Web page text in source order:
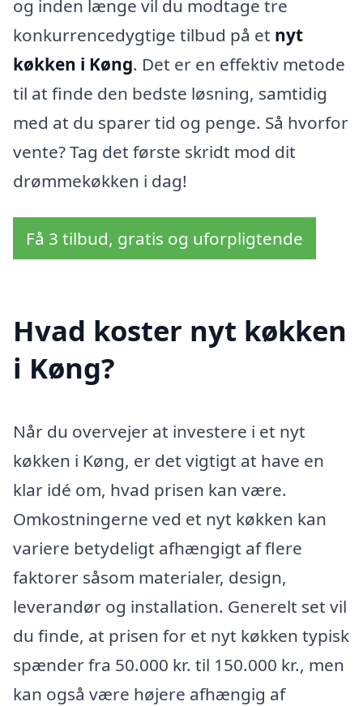
og inden længe vil du modtage tre
konkurrencedygtige tilbud på et nyt
køkken i Køng. Det er en effektiv metode
til at finde den bedste løsning, samtidig
med at du sparer tid og penge. Så hvorfor
vente? Tag det første skridt mod dit
drømmekøkken i dag!
Få 3 tilbud, gratis og uforpligtende
Hvad koster nyt køkken
i Køng?
Når du overvejer at investere i et nyt
køkken i Køng, er det vigtigt at have en
klar idé om, hvad prisen kan være.
Omkostningerne ved et nyt køkken kan
variere betydeligt afhængigt af flere
faktorer såsom materialer, design,
leverandør og installation. Generelt set vil
du finde, at prisen for et nyt køkken typisk
spænder fra 50.000 kr. til 150.000 kr., men
kan også være højere afhængig af